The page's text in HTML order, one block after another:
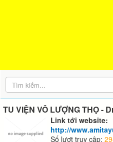
TU VIỆN VÔ LƯỢNG THỌ -
Link tới website:
http://
Số lượt truy cập: